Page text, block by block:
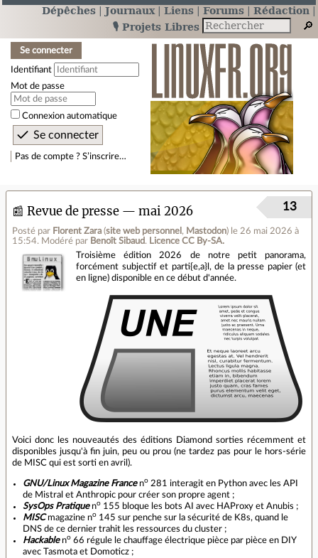
Dépêches Journaux Liens Forums
Rédaction
🎙️ Projets Libres
Se connecter
Identifiant
Mot de passe
Connexion automatique
Pas de compte ? S’inscrire…
📰 Revue de presse — mai 2026
Posté par Florent Zara (site web personnel , Mastodon) le 26 mai 2026 à
15:54. Modéré par Benoît Sibaud. Licence CC By‑SA.
13
Troisième édition 2026 de notre petit panorama,
forcément subjectif et parti{e,a}l, de la presse papier (et
en ligne) disponible en ce début d'année.
Voici donc les nouveautés des éditions Diamond sorties récemment et
disponibles jusqu'à fin juin, peu ou prou (ne tardez pas pour le hors-série
de MISC qui est sorti en avril).
GNU/Linux Magazine Franceno 281 interagit en Python avec les API
de Mistral et Anthropic pour créer son propre agent ;
SysOps Pratiqueno 155 bloque les bots AI avec HAProxy et Anubis ;
MISCmagazine no 145 sur penche sur la sécurité de K8s, quand le
DNS de ce dernier trahit les ressources du cluster ;
Hackableno 66 régule le chauffage électrique pièce par pièce en DIY
avec Tasmota et Domoticz ;